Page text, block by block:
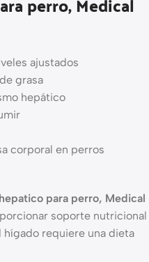
ajustados
grasa
hepático
corporal en perros
para perro, Medical
soporte nutricional
requiere una dieta